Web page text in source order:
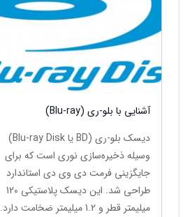
آشنایی با بلو-ری (Blu-ray)
دیسک بلو-ری (BD یا Blu-ray Disk)
وسیله ذخیره‌سازی نوری است که برای
جایگزینی فرمت دی وی دی استاندارد
طراحی شد. این دیسک پلاستیکی 120
میلیمتر قطر و 1.2 میلیمتر ضخامت دارد.